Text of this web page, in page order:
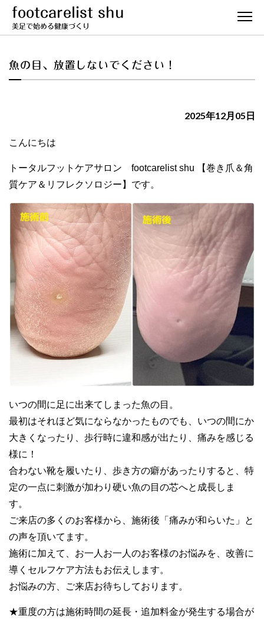
footcarelist shu
美足で始める健康づくり
魚の目、放置しないでください！
2025年12月05日
こんにちは
トータルフットケアサロン footcarelist shu 【巻き爪＆角
質ケア＆リフレクソロジー】です。
いつの間に足に出来てしまった魚の目。
最初はそれほど気にならなかったものでも、いつの間にか
大きくなったり、歩行時に違和感が出たり、痛みを感じる
様に！
合わない靴を履いたり、歩き方の癖があったりすると、特
定の一点に刺激が加わり硬い魚の目の芯へと成長しま
す。
ご来店の多くのお客様から、施術後「痛みが和らいた」と
の声を頂いてます。
施術に加えて、お一人お一人のお客様のお悩みを、改善に
導くセルフケア方法もお伝えします。
お悩みの方、ご来店お待ちしております。
★重度の方は施術時間の延長・追加料金が発生する場合が